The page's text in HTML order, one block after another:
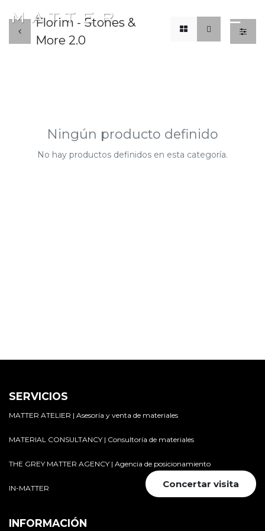
Florim - Stones &
More 2.0
Ningún producto definido
No hay productos definidos en esta categoría.
SERVICIOS
MATTER ATELIER | Asesoría y venta de materiales
MATERIAL CONSULTANCY | Consultoría de materiales
THE GREY MATTER AGENCY | Agencia de posicionamiento
IN-MATTER
INFORMACIÓN
Concertar visita
☰x